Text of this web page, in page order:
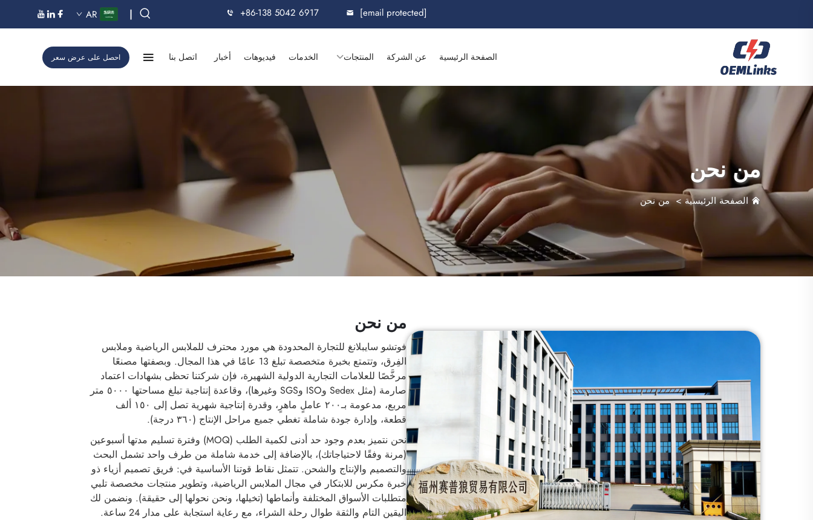
+86-138 5042 6917 [email protected]
|
AR
الصفحة الرئيسية عن الشركة المنتجات الخدمات فيديوهات أخبار اتصل بنا احصل على عرض سعر
من نحن
الصفحة الرئيسية>من نحن
من نحن
فوتشو سايبلانغ للتجارة المحدودة هي مورد محترف للملابس الرياضية وملابس
الفِرق، وتتمتع بخبرة متخصصة تبلغ 13 عامًا في هذا المجال. وبصفتها مصنعًا
مرخَّصًا للعلامات التجارية الدولية الشهيرة، فإن شركتنا تحظى بشهادات اعتماد
صارمة (مثل Sedex وISO وSGS وغيرها)، وقاعدة إنتاجية تبلغ مساحتها ٥٠٠٠ متر
مربع، مدعومة بـ٢٠٠ عاملٍ ماهرٍ، وقدرة إنتاجية شهرية تصل إلى ١٥٠ ألف
قطعة، وإدارة جودة شاملة تغطي جميع مراحل الإنتاج (٣٦٠ درجة).
نحن نتميز بعدم وجود حد أدنى لكمية الطلب (MOQ) وفترة تسليم مدتها أسبوعين
(مرنة وفقًا لاحتياجاتك)، بالإضافة إلى خدمة شاملة من طرف واحد تشمل البحث
والتصميم والإنتاج والشحن. تتمثل نقاط قوتنا الأساسية في: فريق تصميم أزياء ذو
خبرة مكرس للابتكار في مجال الملابس الرياضية، وتطوير منتجات مخصصة تلبي
متطلبات الأسواق المختلفة وأنماطها (تخيلها، ونحن نحولها إلى حقيقة). ونضمن لك
اليقين التام والثقة طوال رحلة الشراء، مع رعاية استجابة على مدار 24 ساعة.